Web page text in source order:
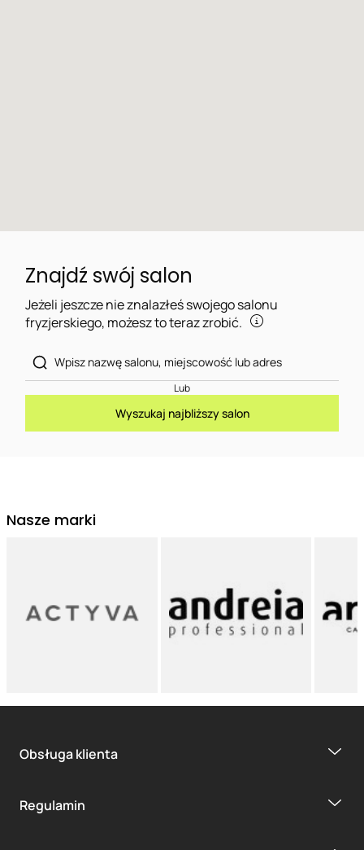
Znajdź swój salon
Jeżeli jeszcze nie znalazłeś swojego salonu
fryzjerskiego, możesz to teraz zrobić.
Lub
Wyszukaj najbliższy salon
Nasze marki
Obsługa klienta
Regulamin